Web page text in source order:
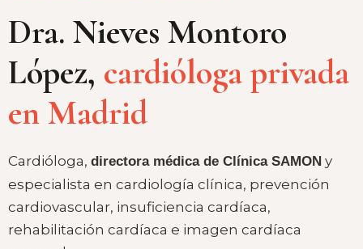
Dra. Nieves Montoro
López, cardióloga privada
en Madrid
Cardióloga, directora médica de Clínica SAMON y
especialista en cardiología clínica, prevención
cardiovascular, insuficiencia cardíaca,
rehabilitación cardíaca e imagen cardíaca